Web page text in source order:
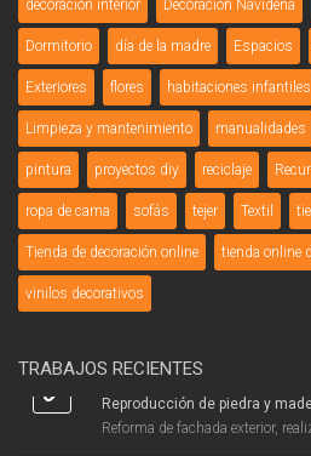
decoración interior Decoración Navideña
Dormitorio día de la madre Espacios
Exteriores flores habitaciones infantiles
Limpieza y mantenimiento manualidades
pintura proyectos diy reciclaje
ropa de cama sofás tejer Textil
Tienda de decoración online tienda online
vinilos decorativos
TRABAJOS RECIENTES
Reproducción de piedra y
Reforma de fachada exterior,